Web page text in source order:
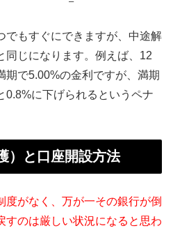
でもすぐにできますが、中途解
同じになります。例えば、12
期で5.00%の金利ですが、満期
0.8%に下げられるというペナ
）と口座開設方法
度がなく、万が一その銀行が倒
すのは厳しい状況になると思わ